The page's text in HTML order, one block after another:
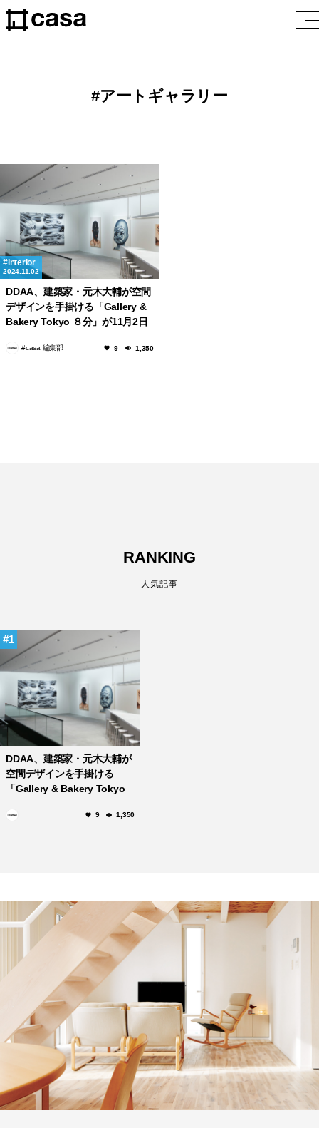
アートギャラリー
interior
2024.11.02
DDAA、建築家・元木大輔が空間
デザインを手掛ける「Gallery &
Bakery Tokyo ８分」が11月2日
#casa 編集部 9 1,350
RANKING
人気記事
1
DDAA、建築家・元木大輔が
空間デザインを手掛ける
「Gallery & Bakery Tokyo
9 1,350